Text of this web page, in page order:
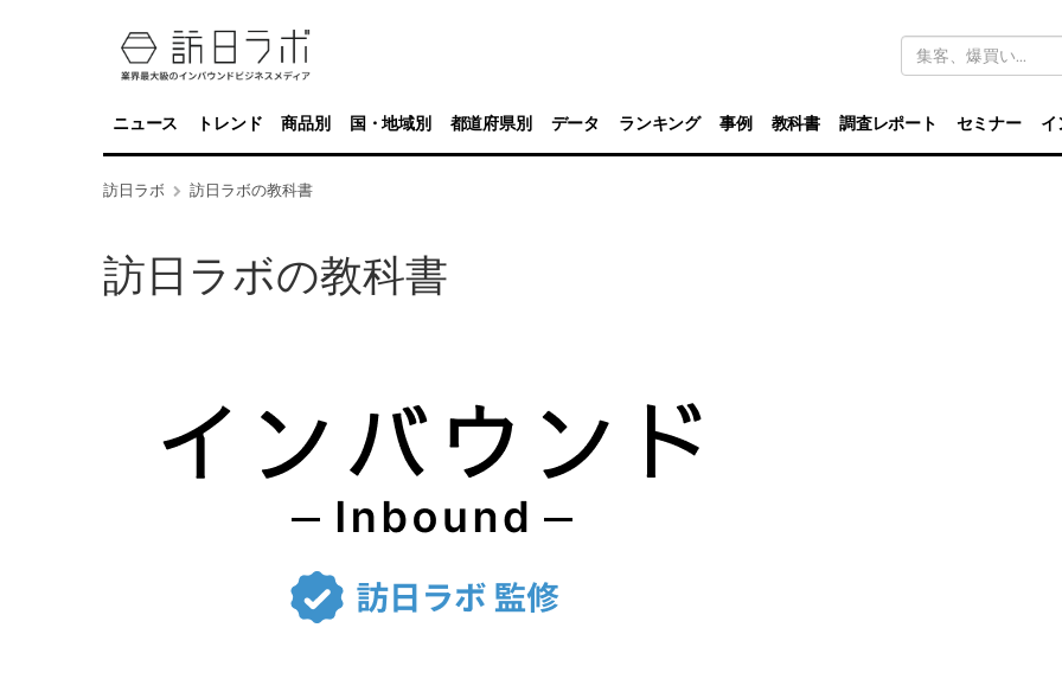
キ
ワ
ド
検
索
ニュース トレンド 商品別 国・地域別 都道府県別 データ ランキング 事例 教科書 調査レポート セミナー イ
訪日ラボ 訪日ラボの教科書
訪日ラボの教科書